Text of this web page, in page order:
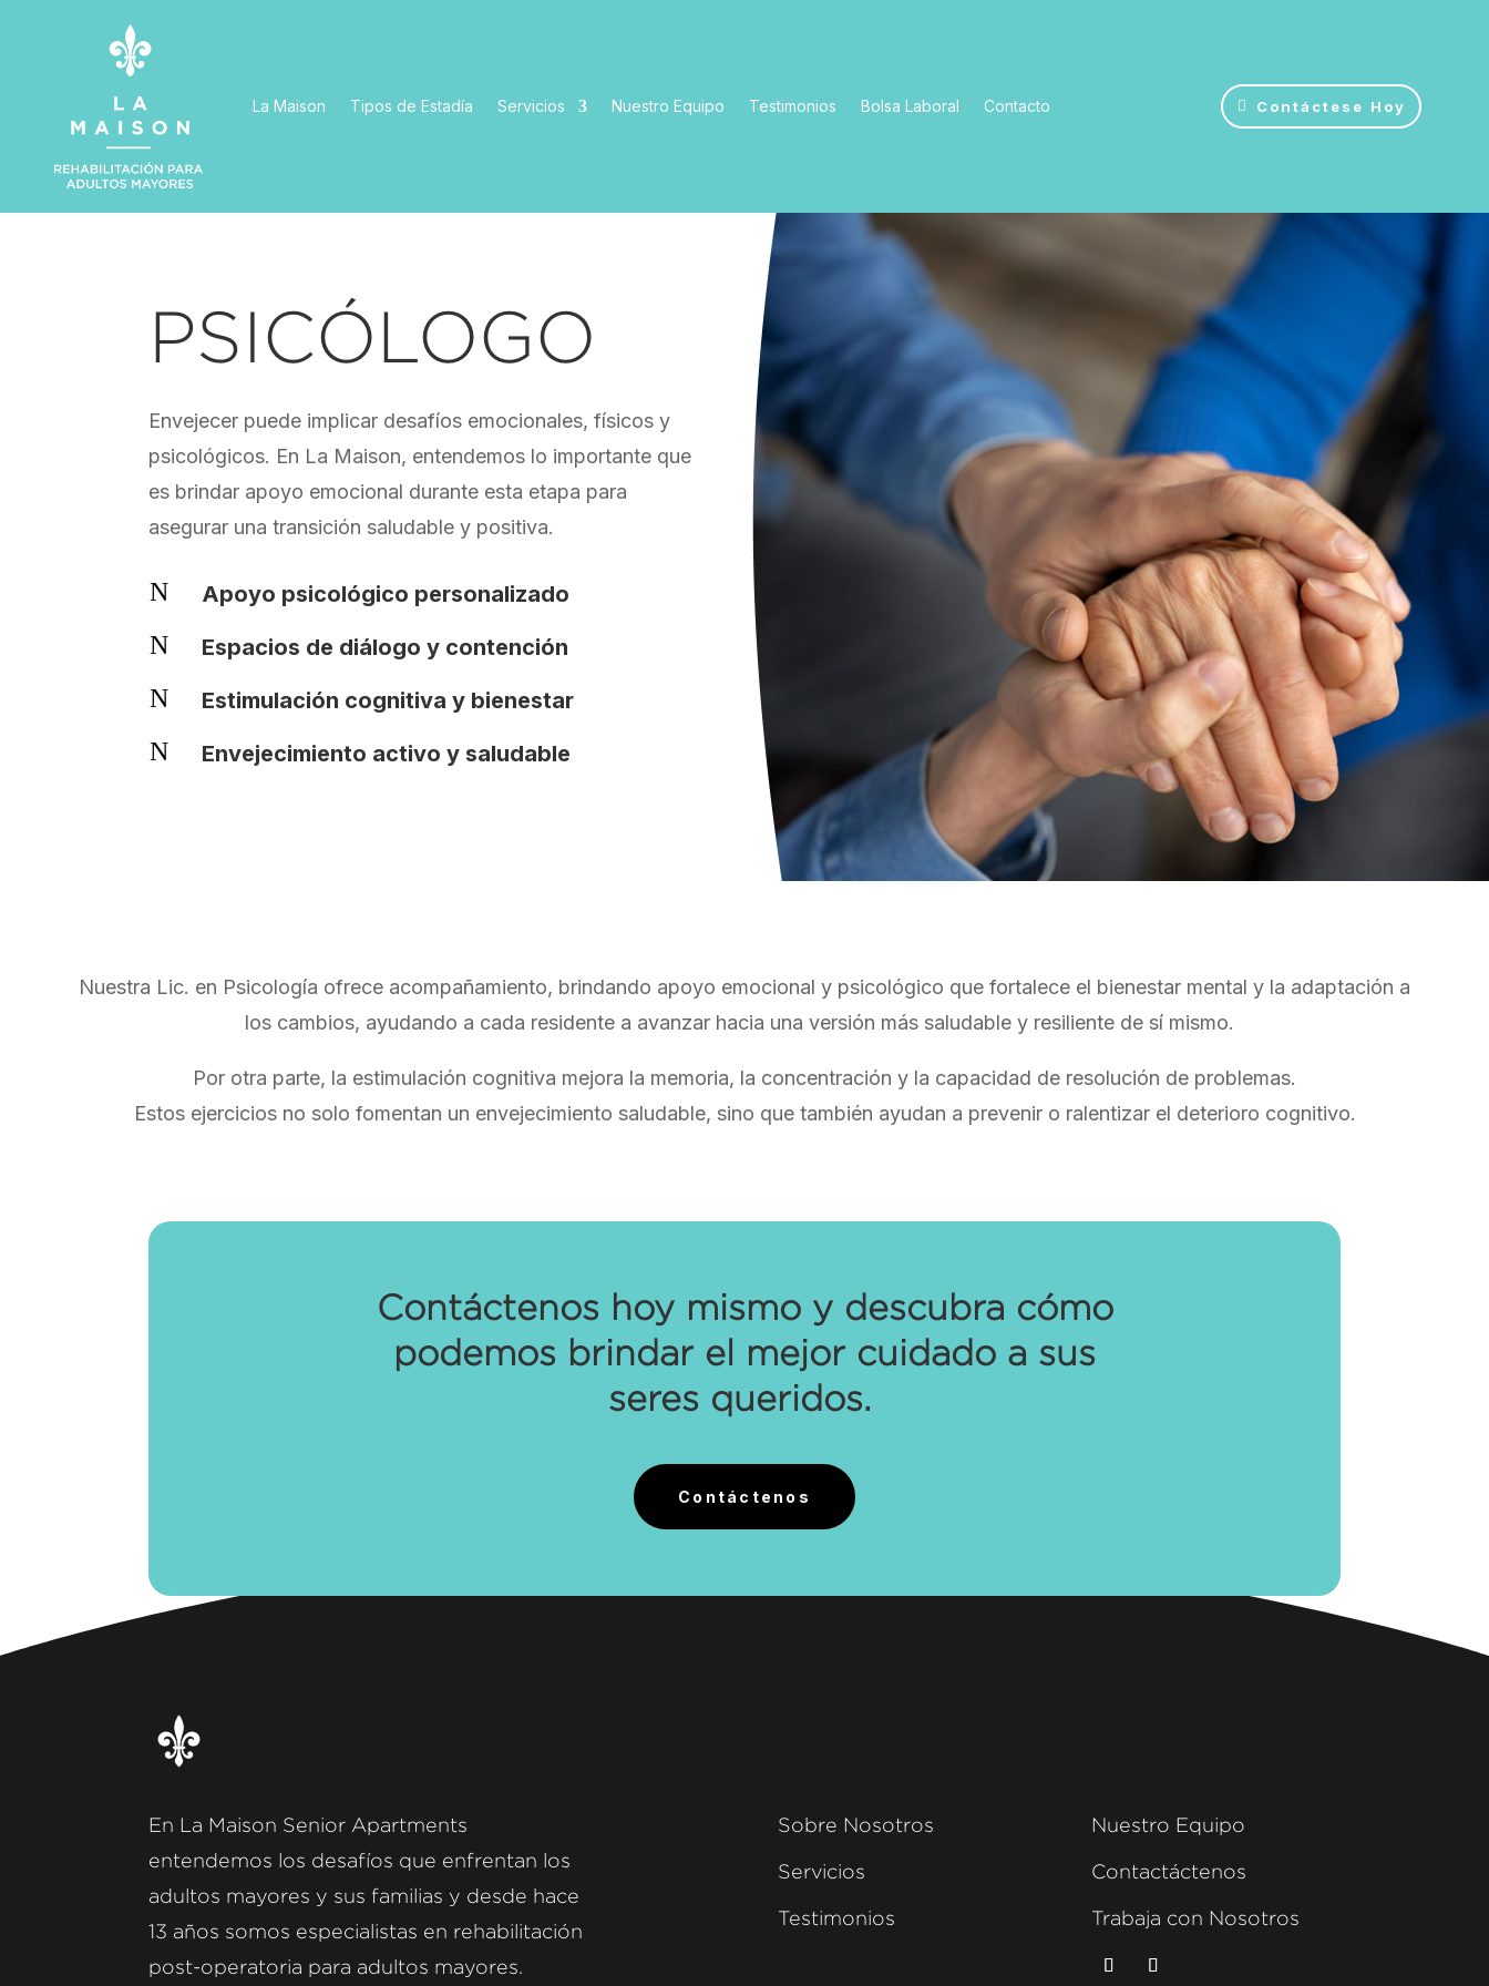
La Maison Tipos de Estadía Servicios Nuestro Equipo Testimonios Bolsa Laboral Contacto Contáctese Hoy
PSICÓLOGO
Envejecer puede implicar desafíos emocionales, físicos y
psicológicos. En La Maison, entendemos lo importante que
es brindar apoyo emocional durante esta etapa para
asegurar una transición saludable y positiva.
N Apoyo psicológico personalizado
N Espacios de diálogo y contención
N Estimulación cognitiva y bienestar
N Envejecimiento activo y saludable
Nuestra Lic. en Psicología ofrece acompañamiento, brindando apoyo emocional y psicológico que fortalece el bienestar mental y la adaptación a
los cambios, ayudando a cada residente a avanzar hacia una versión más saludable y resiliente de sí mismo.
Por otra parte, la estimulación cognitiva mejora la memoria, la concentración y la capacidad de resolución de problemas.
Estos ejercicios no solo fomentan un envejecimiento saludable, sino que también ayudan a prevenir o ralentizar el deterioro cognitivo.
Contáctenos hoy mismo y descubra cómo
podemos brindar el mejor cuidado a sus
seres queridos.
Contáctenos
En La Maison Senior Apartments
entendemos los desafíos que enfrentan los
adultos mayores y sus familias y desde hace
13 años somos especialistas en rehabilitación
post-operatoria para adultos mayores.
Sobre Nosotros
Servicios
Testimonios
Nuestro Equipo
Contactáctenos
Trabaja con Nosotros